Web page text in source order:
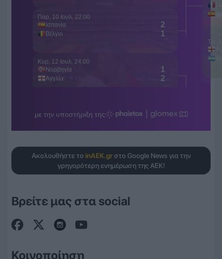
Ακολουθήστε το inAEK.grστο Google News για την
γρηγορότερη ενημέρωση της ΑΕΚ!
Βρείτε μας στα social
Κοινοποίηση